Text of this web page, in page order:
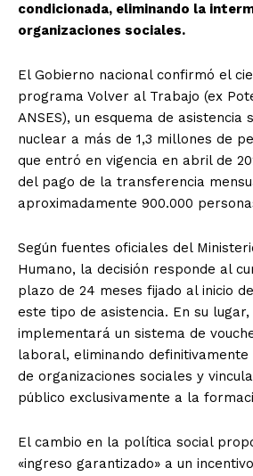
condicionada, eliminando la
organizaciones sociales.
El Gobierno nacional confirmó el
programa Volver al Trabajo (ex
ANSES), un esquema de asistencia
nuclear a más de 1,3 millones de
que entró en vigencia en abril de
del pago de la transferencia
aproximadamente 900.000
Según fuentes oficiales del
Humano, la decisión responde al
plazo de 24 meses fijado al inicio
este tipo de asistencia. En su
implementará un sistema de
laboral, eliminando definitivamente
de organizaciones sociales y
público exclusivamente a la
El cambio en la política social
«ingreso garantizado» a un